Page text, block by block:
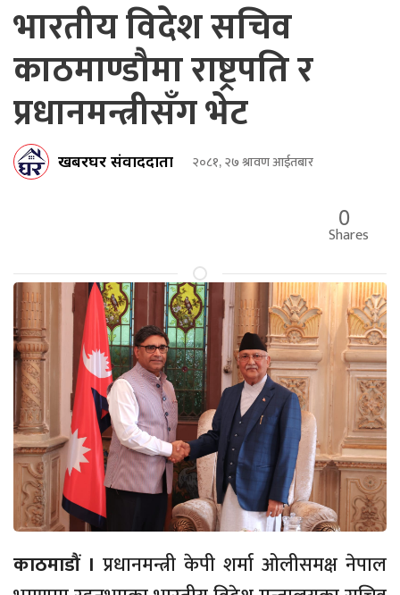
भारतीय विदेश सचिव
काठमाण्डौमा राष्ट्रपति र
प्रधानमन्त्रीसँग भेट
खबरघर संवाददाता २०८१, २७ श्रावण आईतबार
0
Shares
काठमाडौं । प्रधानमन्त्री केपी शर्मा ओलीसमक्ष नेपाल